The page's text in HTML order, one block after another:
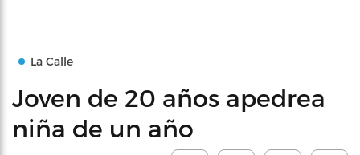
La Calle
Joven de 20 años apedrea
niña de un año